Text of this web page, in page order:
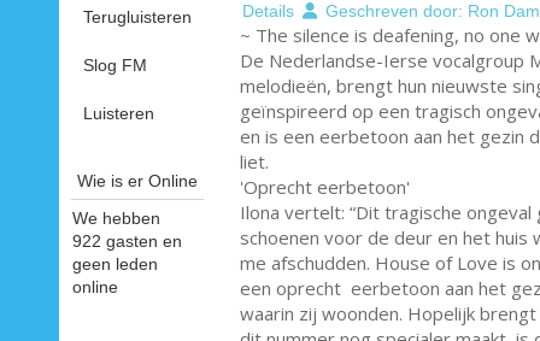
Terugluisteren
Slog FM
Luisteren
Wie is er Online
We hebben
922 gasten en
geen leden
online
Details Geschreven door: Ron Dam
~ The silence is deafening, no one
De Nederlandse-Ierse vocalgroup
melodieën, brengt hun nieuwste
geïnspireerd op een tragisch
en is een eerbetoon aan het gezin
liet.
'Oprecht eerbetoon'
Ilona vertelt: “Dit tragische
schoenen voor de deur en het
me afschudden. House of Love is
een oprecht eerbetoon aan het
waarin zij woonden. Hopelijk